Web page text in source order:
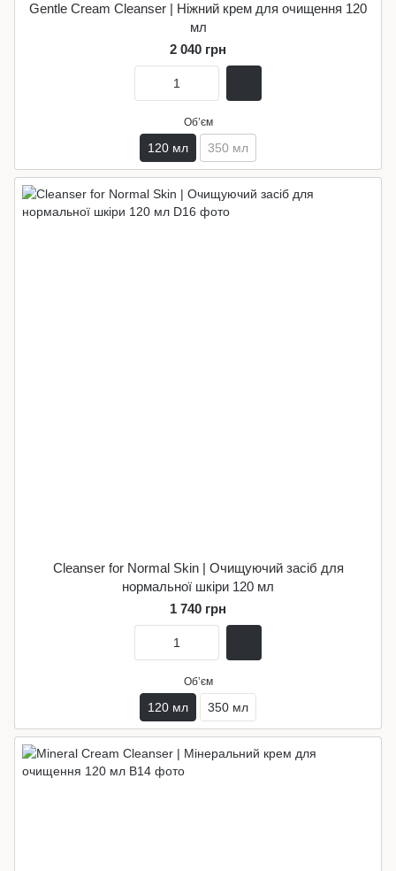
Gentle Cream Cleanser | Ніжний крем для очищення 120
мл
2 040 грн
Обʼєм
120 мл 350 мл
Cleanser for Normal Skin | Очищуючий засіб для
нормальної шкіри 120 мл
1 740 грн
Обʼєм
120 мл 350 мл